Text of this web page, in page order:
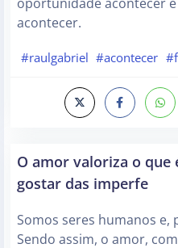
acontecer.
#raulgabriel #acontecer
O amor valoriza o que
gostar das imperfe
Somos seres humanos e,
Sendo assim, o amor,